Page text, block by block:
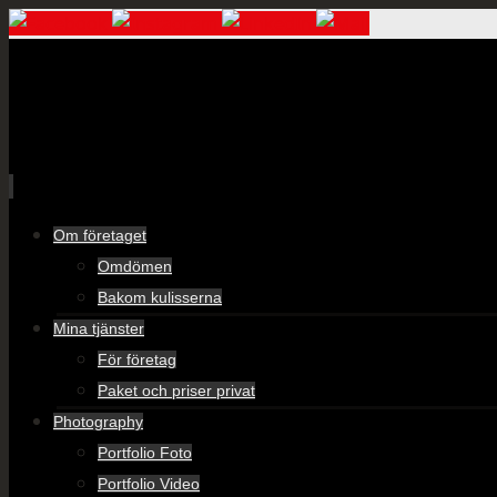
Skip
Om företaget
Omdömen
Bakom kulisserna
Mina tjänster
För företag
Paket och priser privat
Photography
Portfolio Foto
Portfolio Video